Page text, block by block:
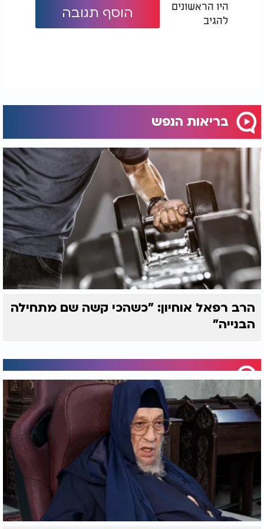
והקהילה.
היו הראשונים
להגיב
הוסף תגובה
בריאות הנפש
הרב רפאל אוחיון: "כשהכי קשה שם מתחילה
הבנייה"